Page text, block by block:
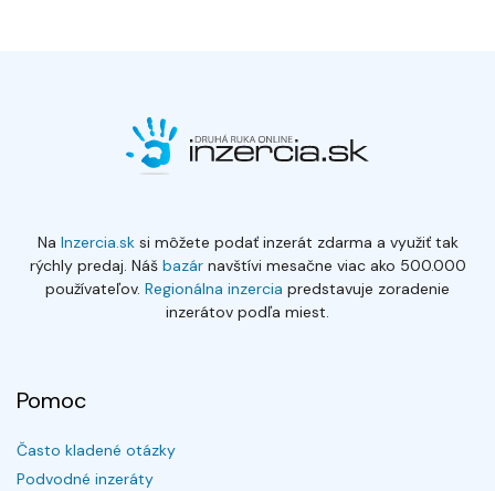
Na Inzercia.sksi môžete podať inzerát zdarma a využiť tak
rýchly predaj. Náš bazárnavštívi mesačne viac ako 500.000
používateľov. Regionálna inzercia predstavuje zoradenie
inzerátov podľa miest.
Pomoc
Často kladené otázky
Podvodné inzeráty